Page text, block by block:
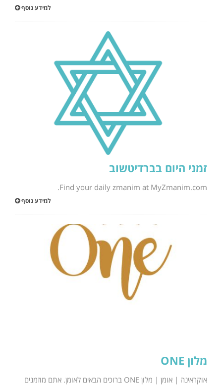
למידע נוסף
זמני היום בברדיטשוב
Find your daily zmanim at MyZmanim.com.
למידע נוסף
מלון ONE
אוקראינה | אומן | מלון ONE ברוכים הבאים לאומן. אתם מוזמנים